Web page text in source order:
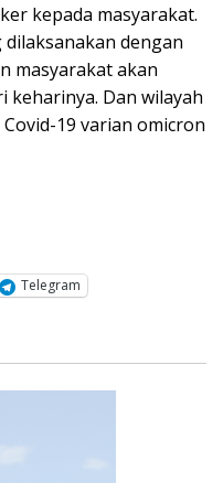
kepada masyarakat.
dengan
masyarakat akan
keharinya. Dan wilayah
19 varian omicron
Telegram